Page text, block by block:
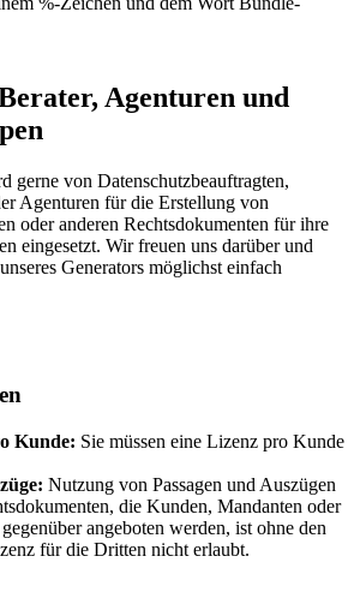
Agenturen und
gerne von Datenschutzbeauftragten,
Agenturen für die Erstellung von
oder anderen Rechtsdokumenten für ihre
eingesetzt. Wir freuen uns darüber und
Generators möglichst einfach
Kunde: Sie müssen eine Lizenz pro Kunde
Nutzung von Passagen und Auszügen
die Kunden, Mandanten oder
angeboten werden, ist ohne den
für die Dritten nicht erlaubt.